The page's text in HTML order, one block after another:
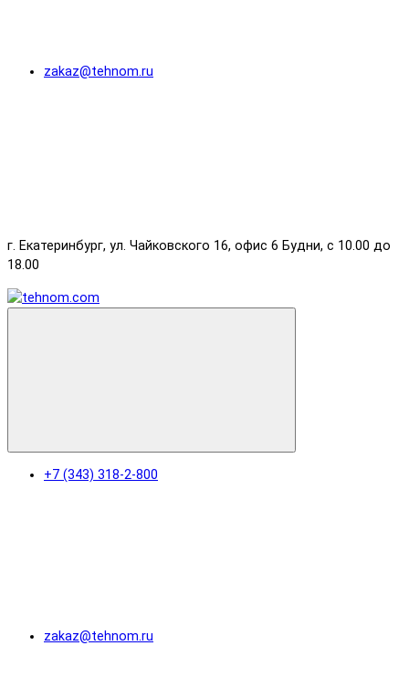
zakaz@tehnom.ru
г. Екатеринбург, ул. Чайковского 16, офис 6 Будни, с 10.00 до
18.00
+7 (343) 318-2-800
zakaz@tehnom.ru